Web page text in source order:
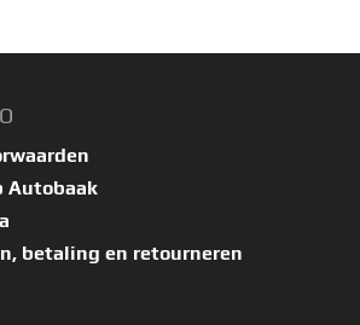
Autobaak
betaling en retourneren